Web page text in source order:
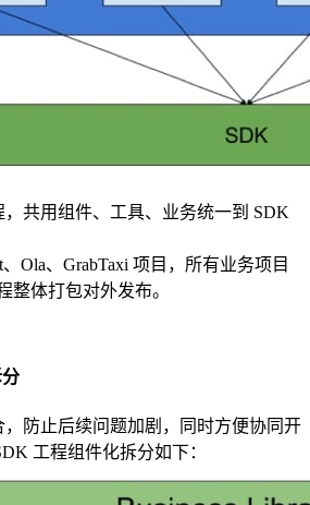
共用组件、工具、业务统一到 SDK
Ola、GrabTaxi 项目，所有业务项目
整体打包对外发布。
防止后续问题加剧，同时方便协同开
工程组件化拆分如下：